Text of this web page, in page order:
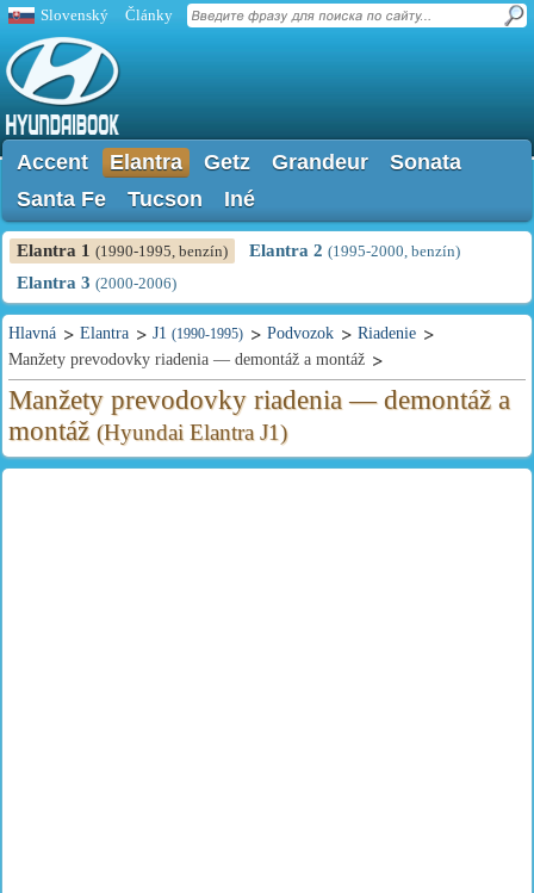
Slovenský Články
Accent Elantra Getz Grandeur
Sonata
Santa Fe
Tucson Iné
Elantra 1 (1990-1995, benzín) Elantra 2 (1995-2000, benzín)
Elantra 3 (2000-2006)
Hlavná Elantra J1 (1990-1995) Podvozok
Riadenie
Manžety prevodovky riadenia — demontáž a montáž
Manžety prevodovky riadenia — demontáž a
montáž (Hyundai Elantra J1)